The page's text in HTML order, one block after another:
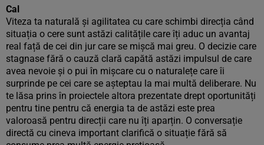
Cal
Viteza ta naturală și agilitatea cu care schimbi direcția când
situația o cere sunt astăzi calitățile care îți aduc un avantaj
real față de cei din jur care se mișcă mai greu. O decizie care
stagnase fără o cauză clară capătă astăzi impulsul de care
avea nevoie și o pui în mișcare cu o naturalețe care îi
surprinde pe cei care se așteptau la mai multă deliberare. Nu
te lăsa prins în proiectele altora prezentate drept oportunități
pentru tine pentru că energia ta de astăzi este prea
valoroasă pentru direcții care nu îți aparțin. O conversație
directă cu cineva important clarifică o situație fără să